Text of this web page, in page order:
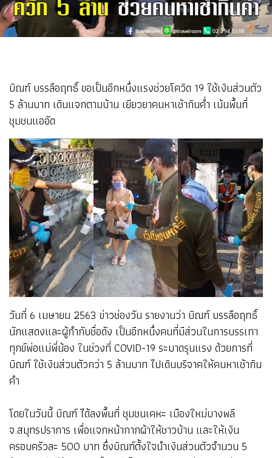
บิณฑ์ บรรลือฤทธิ์ ขอเป็นอีกหนึ่งแรงช่วยโควิด 19 ใช้เงินส่วนตัว
5 ล้านบาท เดินแจกตามบ้าน เยียวยาคนหาเช้ากินค่ำ เน้นพื้นที่
ชุมชนแออัด
วันที่ 6 เมษายน 2563 ข่าวช่องวัน รายงานว่า บิณฑ์ บรรลือฤทธิ์
นักแสดงและผู้กำกับชื่อดัง เป็นอีกหนึ่งคนที่มีส่วนในการบรรเทา
ทุกข์พ่อแม่พี่น้อง ในช่วงที่ COVID-19 ระบาดรุนแรง ด้วยการที่
บิณฑ์ ใช้เงินส่วนตัวกว่า 5 ล้านบาท ไปเดินบริจาคให้คนหาเช้ากิน
คำ
โดยในวันนี้ บิณฑ์ ได้ลงพื้นที่ ชุมชนเคหะ เมืองใหม่บางพลี
จ.สมุทรปราการ เพื่อแจกหน้ากากผ้าให้ชาวบ้าน และให้เงิน
ครอบครัวละ 500 บาท ซึ่งบิณฑ์ตั้งใจนำเงินส่วนตัวจำนวน 5